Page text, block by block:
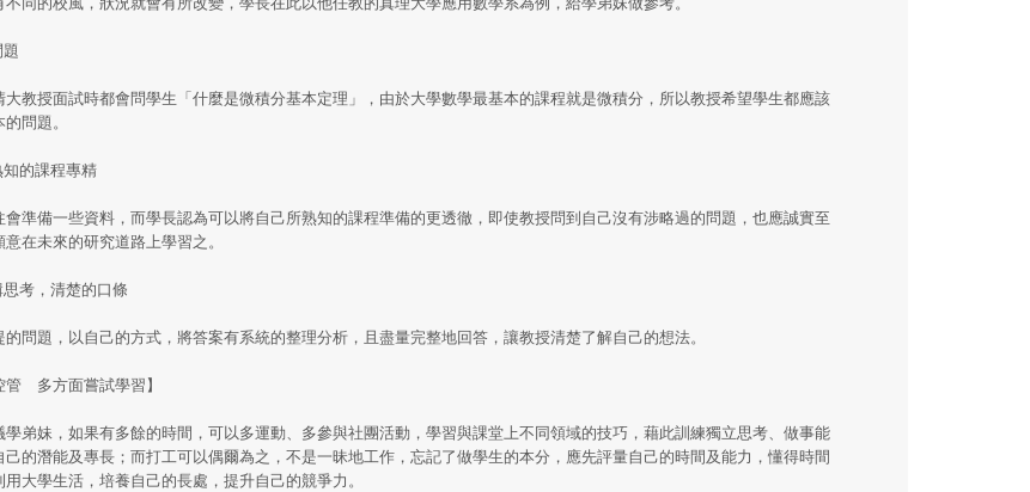
教授面試時都會問學生「什麼是微積分基本定理」，由於大學數學最基本的課程就是微積分，所以教授希望學生都應該
問題。
的課程專精
準備一些資料，而學長認為可以將自己所熟知的課程準備的更透徹，即使教授問到自己沒有涉略過的問題，也應誠實至
在未來的研究道路上學習之。
考，清楚的口條
問題，以自己的方式，將答案有系統的整理分析，且盡量完整地回答，讓教授清楚了解自己的想法。
管 多方面嘗試學習】
弟妹，如果有多餘的時間，可以多運動、多參與社團活動，學習與課堂上不同領域的技巧，藉此訓練獨立思考、做事能
己的潛能及專長；而打工可以偶爾為之，不是一昧地工作，忘記了做學生的本分，應先評量自己的時間及能力，懂得時間
大學生活，培養自己的長處，提升自己的競爭力。